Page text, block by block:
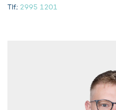
Tlf.: 2995 1201